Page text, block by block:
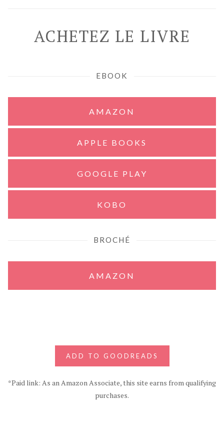
ACHETEZ LE LIVRE
EBOOK
AMAZON
APPLE BOOKS
GOOGLE PLAY
KOBO
BROCHÉ
AMAZON
ADD TO GOODREADS
*Paid link: As an Amazon Associate, this site earns from qualifying
purchases.